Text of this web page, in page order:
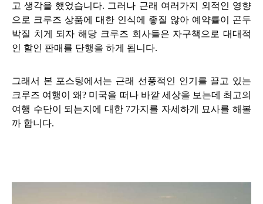
고 생각을 했었습니다. 그러나 근래 여러가지 외적인 영향
으로 크루즈 상품에 대한 인식에 좋질 않아 예약률이 곤두
박질 치게 되자해당 크루즈 회사들은 자구책으로 대대적
인 할인 판매를 단행을 하게 됩니다.
그래서 본 포스팅에서는 근래 선풍적인 인기를 끌고 있는
크루즈 여행이 왜? 미국을 떠나 바깥 세상을 보는데 최고의
여행 수단이 되는지에 대한 7가지를 자세하게 묘사를 해볼
까 합니다.